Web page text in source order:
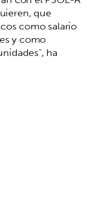
que
como salario
y como
ha